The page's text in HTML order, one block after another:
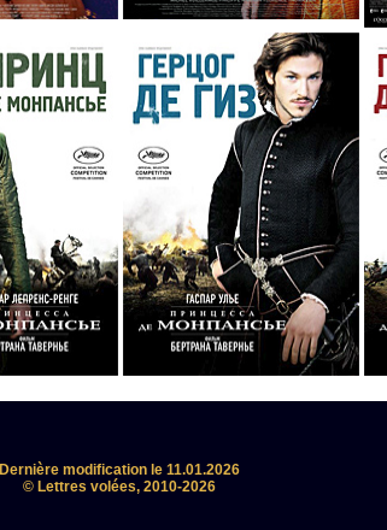
Dernière modification le 11.01.2026
© Lettres volées, 2010-2026